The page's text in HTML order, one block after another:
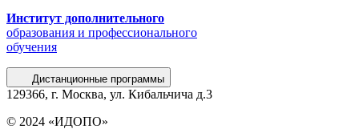
Институт дополнительного
образования и профессионального
обучения
Дистанционные программы
129366, г. Москва, ул. Кибальчича д.3
© 2024 «ИДОПО»